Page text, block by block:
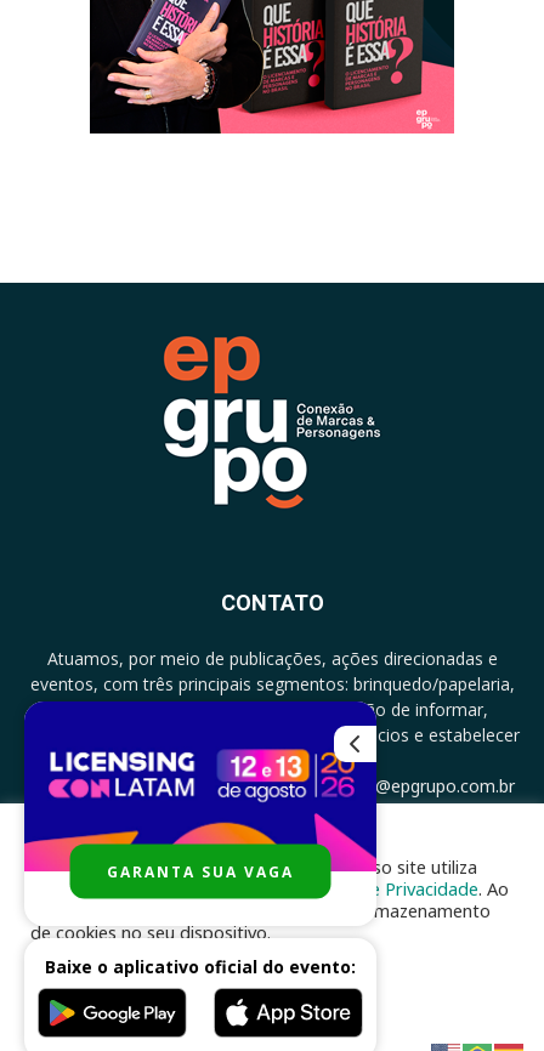
CONTATO
Atuamos, por meio de publicações, ações direcionadas e
eventos, com três principais segmentos: brinquedo/papelaria,
licenciamento e zero a três com a missão de informar,
documentar, proporcionar encontro de negócios e estabelecer
parcerias.
CONTATO: +5511994513097 - atendimento@epgrupo.com.br
SIGA-NOS
Desenvolvido pornhsinfo.com.br
Para melhor experiência e navegação, nosso site utiliza
cookies, de acordo com a nossa
Política de Privacidade. Ao
clicar em “aceito”, você concorda com o armazenamento
de cookies no seu dispositivo.
ACEITAR
GARANTA SUA VAGA
Baixe o aplicativo oficial do evento: